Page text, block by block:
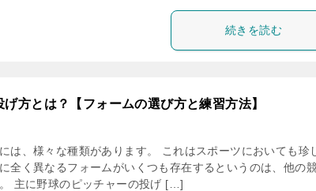
続きを読む
方とは？【フォームの選び方と練習方法】
は、様々な種類があります。 これはスポーツにおいても珍
全く異なるフォームがいくつも存在するというのは、他の
主に野球のピッチャーの投げ […]